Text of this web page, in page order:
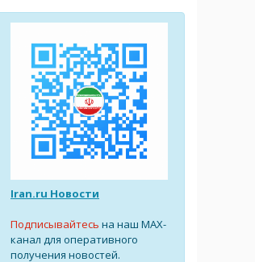
Iran.ru Новости
Подписывайтесь на наш MAX-
канал для оперативного
получения новостей.